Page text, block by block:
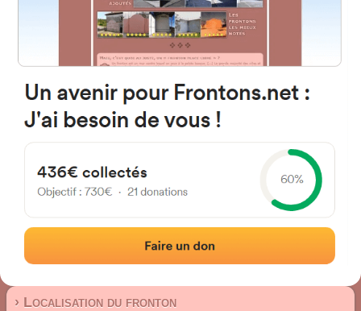
FRONTONS.NET
RECHERCHER UN FRONTON
PROPOSER UN FRONTON
42328 Valdanzuelo, Province de
Calle Extrarradio 5
Fronton place libre
Localisation|Photos|Commentaires et avis
› Localisation du fronton